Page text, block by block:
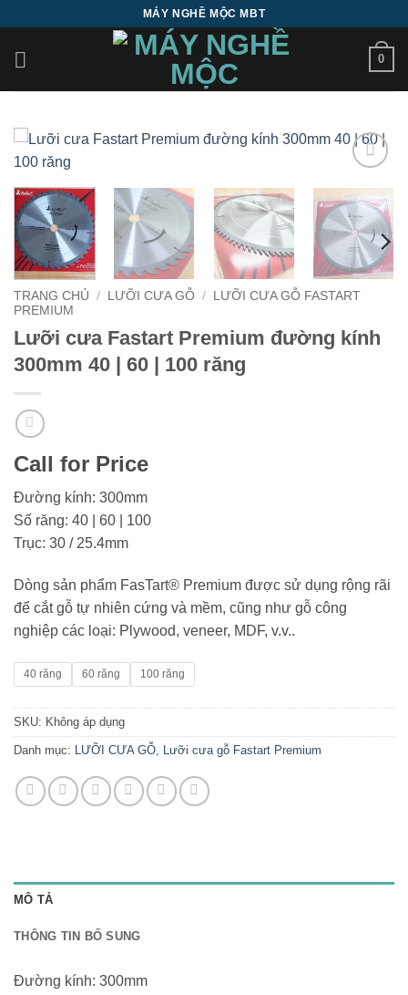
nội
MÁY NGHỀ MỘC MBT
0
Add to
wishlist
TRANG CHỦ / LƯỠI CƯA GỖ /
LƯỠI CƯA GỖ FASTART
PREMIUM
Lưỡi cưa Fastart Premium đường kính
300mm 40 | 60 | 100 răng
Call for Price
Đường kính: 300mm
Số răng: 40 | 60 | 100
Trục: 30 / 25.4mm
Dòng sản phẩm FasTart® Premium được sử dụng rộng rãi
để cắt gỗ tự nhiên cứng và mềm, cũng như gỗ công
nghiệp các loại: Plywood, veneer, MDF, v.v..
40 răng 60 răng 100 răng
SKU: Không áp dụng
Danh mục: LƯỠI CƯA GỖ, Lưỡi cưa gỗ Fastart Premium
MÔ TẢ
THÔNG TIN BỔ SUNG
Đường kính: 300mm